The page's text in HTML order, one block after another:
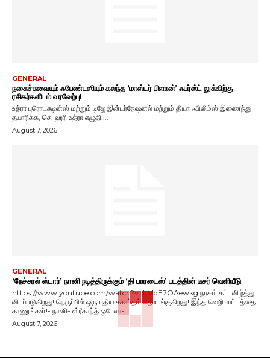
GENERAL
நகைச்சுவையும் ஃபேண்டஸியும் கலந்த ‘மாஸ்டர் பிளான்’ ஃபர்ஸ்ட் லுக்கிற்கு
ரசிகர்களிடம் வரவேற்பு!
உத்ரா புரொடக்ஷன்ஸ் மற்றும் டிஜே இன்டர்நேஷனல் மற்றும் தியா ஃபிலிம்ஸ் இணைந்து
தயாரிக்க, செ. ஹரி உத்ரா எழுதி,...
August 7, 2026
GENERAL
‘நேச்சுரல் ஸ்டார்’ நானி நடித்திருக்கும் ‘தி பாரடைஸ்’ படத்தின் டீசர் வெளியீடு
https://www.youtube.com/watch?v=LMqE7OAewkg நரகம் கட்டவிழ்த்து
விடப்படுகிறது! நெருப்பில் ஒரு புதிய சகாப்தம் தொடங்குகிறது! இந்த வெறியாட்டத்தை
காணுங்கள்!- நானி- ஸ்ரீகாந்த் ஒடேலா-...
August 7, 2026